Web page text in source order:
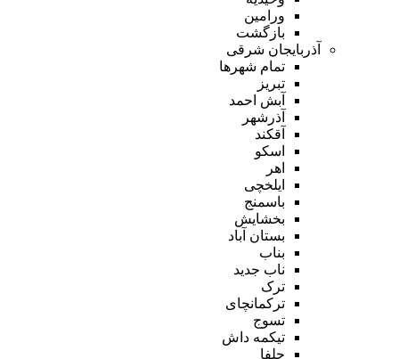
ورامین
بازگشت
آذربایجان شرقی
تمام شهر‌ها
تبریز
آبش احمد
آذرشهر
آقکند
اسکو
اهر
ایلخچی
باسمنج
بخشایش
بستان آباد
بناب
ناب جدید
ترک
ترکمانچای
تسوج
تیکمه داش
جلفا